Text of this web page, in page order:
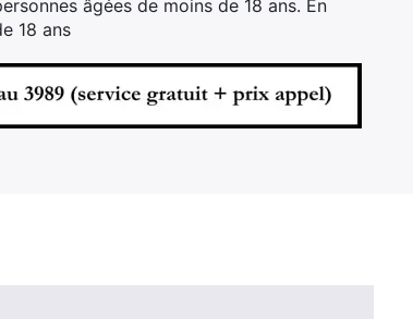
âgées de moins de 18 ans. En
18 ans